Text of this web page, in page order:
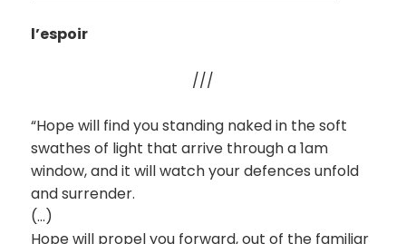
l’espoir
///
“Hope will find you standing naked in the soft
swathes of light that arrive through a 1am
window, and it will watch your defences unfold
and surrender.
(…)
Hope will propel you forward, out of the familiar